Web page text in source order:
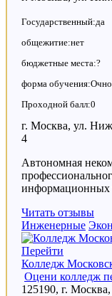
Государственный:да
общежитие:нет
бюджетные места:?
форма
Проходной балл:0
г. Москва, ул.
4
Автономная
Читать отзывы
Инженерные
Перейти
Колледж
Оцени колледж
125190, г.